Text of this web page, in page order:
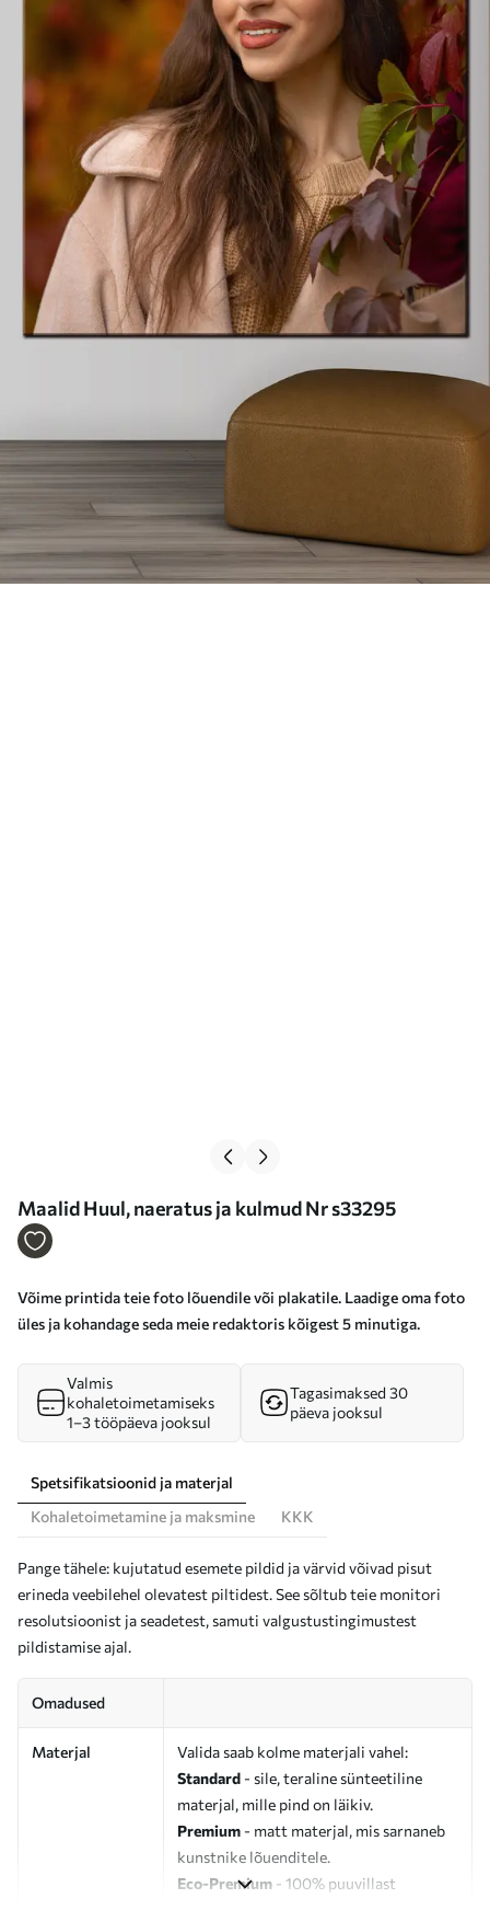
Maalid Huul, naeratus ja kulmud Nr s33295
Võime printida teie foto lõuendile või plakatile. Laadige oma foto
üles ja kohandage seda meie redaktoris kõigest 5 minutiga.
Valmis
kohaletoimetamiseks
1–3 tööpäeva jooksul
Tagasimaksed 30
päeva jooksul
Spetsifikatsioonid ja materjal
Kohaletoimetamine ja maksmine
KKK
Pange tähele: kujutatud esemete pildid ja värvid võivad pisut
erineda veebilehel olevatest piltidest. See sõltub teie monitori
resolutsioonist ja seadetest, samuti valgustustingimustest
pildistamise ajal.
Omadused
Materjal
Valida saab kolme materjali vahel:
Standard - sile, teraline sünteetiline
materjal, mille pind on läikiv.
Premium - matt materjal, mis sarnaneb
kunstnike lõuenditele.
Eco-Premium - 100% puuvillast